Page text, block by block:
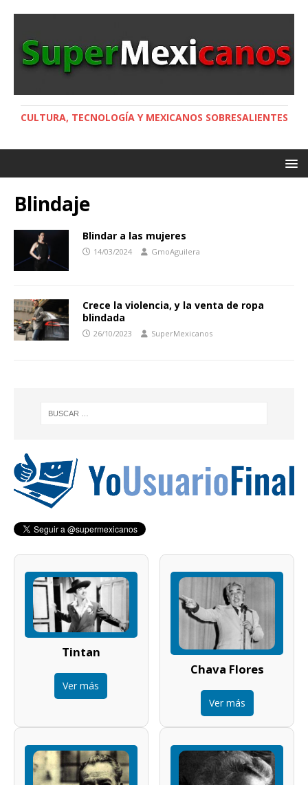
CULTURA, TECNOLOGÍA Y MEXICANOS SOBRESALIENTES
Blindaje
Blindar a las mujeres
14/03/2024 GmoAguilera
Crece la violencia, y la venta de ropa
blindada
26/10/2023 SuperMexicanos
Tintan
Ver más
Chava Flores
Ver más